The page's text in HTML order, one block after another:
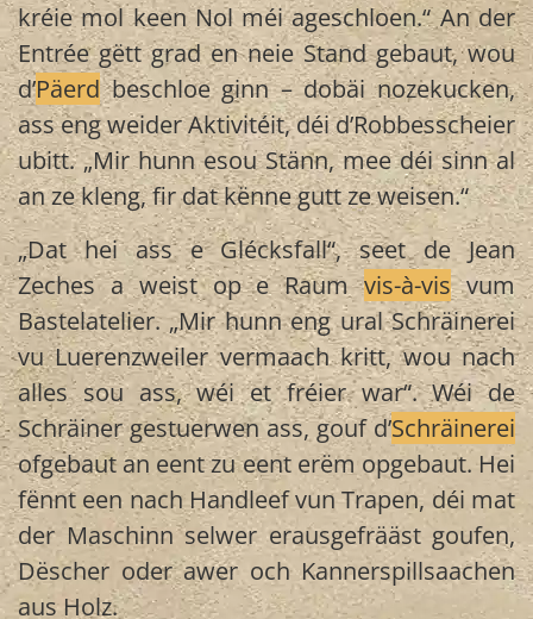
kréie mol keen Nol méi ageschloen.“ An der
Entrée gëtt grad en neie Stand gebaut, wou
d’Päerdbeschloe ginn – dobäi nozekucken,
ass eng weider Aktivitéit, déi d’Robbesscheier
ubitt. „Mir hunn esou Stänn, mee déi sinn al
an ze kleng, fir dat kënne gutt ze weisen.“
„Dat hei ass e Glécksfall“, seet de Jean
Zeches a weist op e Raumvis-à-visvum
Bastelatelier. „Mir hunn eng ural Schräinerei
vu Luerenzweiler vermaach kritt, wou nach
alles sou ass, wéi et fréier war“. Wéi de
Schräiner gestuerwen ass, gouf d’Schräinerei
ofgebaut an eent zu eent erëm opgebaut. Hei
fënnt een nach Handleef vun Trapen, déi mat
der Maschinn selwer erausgefrääst goufen,
Dëscher oder awer och Kannerspillsaachen
aus Holz.